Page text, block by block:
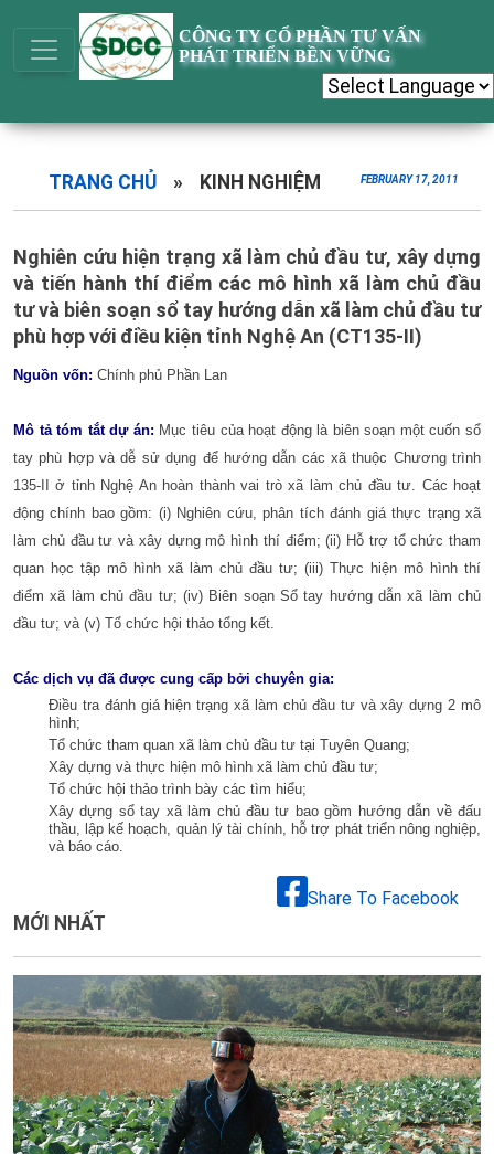
CÔNG TY CỔ PHẦN TƯ VẤN
PHÁT TRIỂN BỀN VỮNG
TRANG CHỦ » KINH NGHIỆM FEBRUARY 17, 2011
Nghiên cứu hiện trạng xã làm chủ đầu tư, xây dựng
và tiến hành thí điểm các mô hình xã làm chủ đầu
tư và biên soạn sổ tay hướng dẫn xã làm chủ đầu tư
phù hợp với điều kiện tỉnh Nghệ An (CT135-II)
Nguồn vốn: Chính phủ Phần Lan
Mô tả tóm tắt dự án: Mục tiêu của hoạt động là biên soạn một cuốn sổ
tay phù hợp và dễ sử dụng để hướng dẫn các xã thuộc Chương trình
135-II ở tỉnh Nghệ An hoàn thành vai trò xã làm chủ đầu tư. Các hoạt
động chính bao gồm: (i) Nghiên cứu, phân tích đánh giá thực trạng xã
làm chủ đầu tư và xây dựng mô hình thí điểm; (ii) Hỗ trợ tổ chức tham
quan học tập mô hình xã làm chủ đầu tư; (iii) Thực hiện mô hình thí
điểm xã làm chủ đầu tư; (iv) Biên soạn Sổ tay hướng dẫn xã làm chủ
đầu tư; và (v) Tổ chức hội thảo tổng kết.
Các dịch vụ đã được cung cấp bởi chuyên gia:
Điều tra đánh giá hiện trạng xã làm chủ đầu tư và xây dựng 2 mô
hình;
Tổ chức tham quan xã làm chủ đầu tư tại Tuyên Quang;
Xây dựng và thực hiện mô hình xã làm chủ đầu tư;
Tổ chức hội thảo trình bày các tìm hiểu;
Xây dựng sổ tay xã làm chủ đầu tư bao gồm hướng dẫn về đấu
thầu, lập kế hoạch, quản lý tài chính, hỗ trợ phát triển nông nghiệp,
và báo cáo.
Share To Facebook
MỚI NHẤT